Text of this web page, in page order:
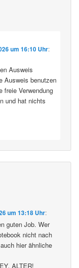
um 16:10 Uhr:
Ausweis
Ausweis benutzen
freie Verwendung
und hat nichts
um 13:18 Uhr:
guten Job. Wer
nicht nach
hier ähnliche
ALTER!